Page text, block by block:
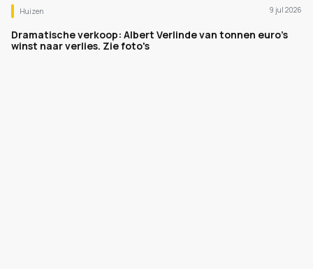
Huizen 9 jul 2026
Dramatische verkoop: Albert Verlinde van tonnen euro's
winst naar verlies. Zie foto's